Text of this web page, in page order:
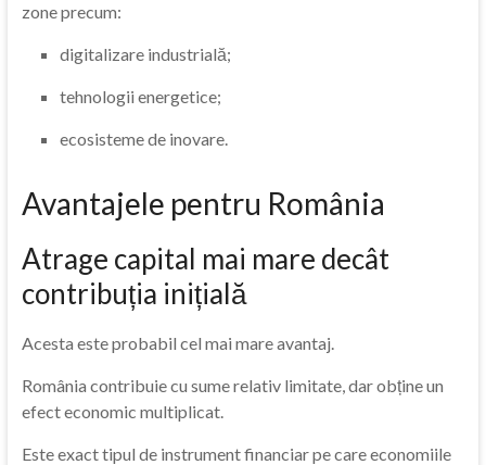
zone precum:
digitalizare industrială;
tehnologii energetice;
ecosisteme de inovare.
Avantajele pentru România
Atrage capital mai mare decât
contribuția inițială
Acesta este probabil cel mai mare avantaj.
România contribuie cu sume relativ limitate, dar obține un
efect economic multiplicat.
Este exact tipul de instrument financiar pe care economiile